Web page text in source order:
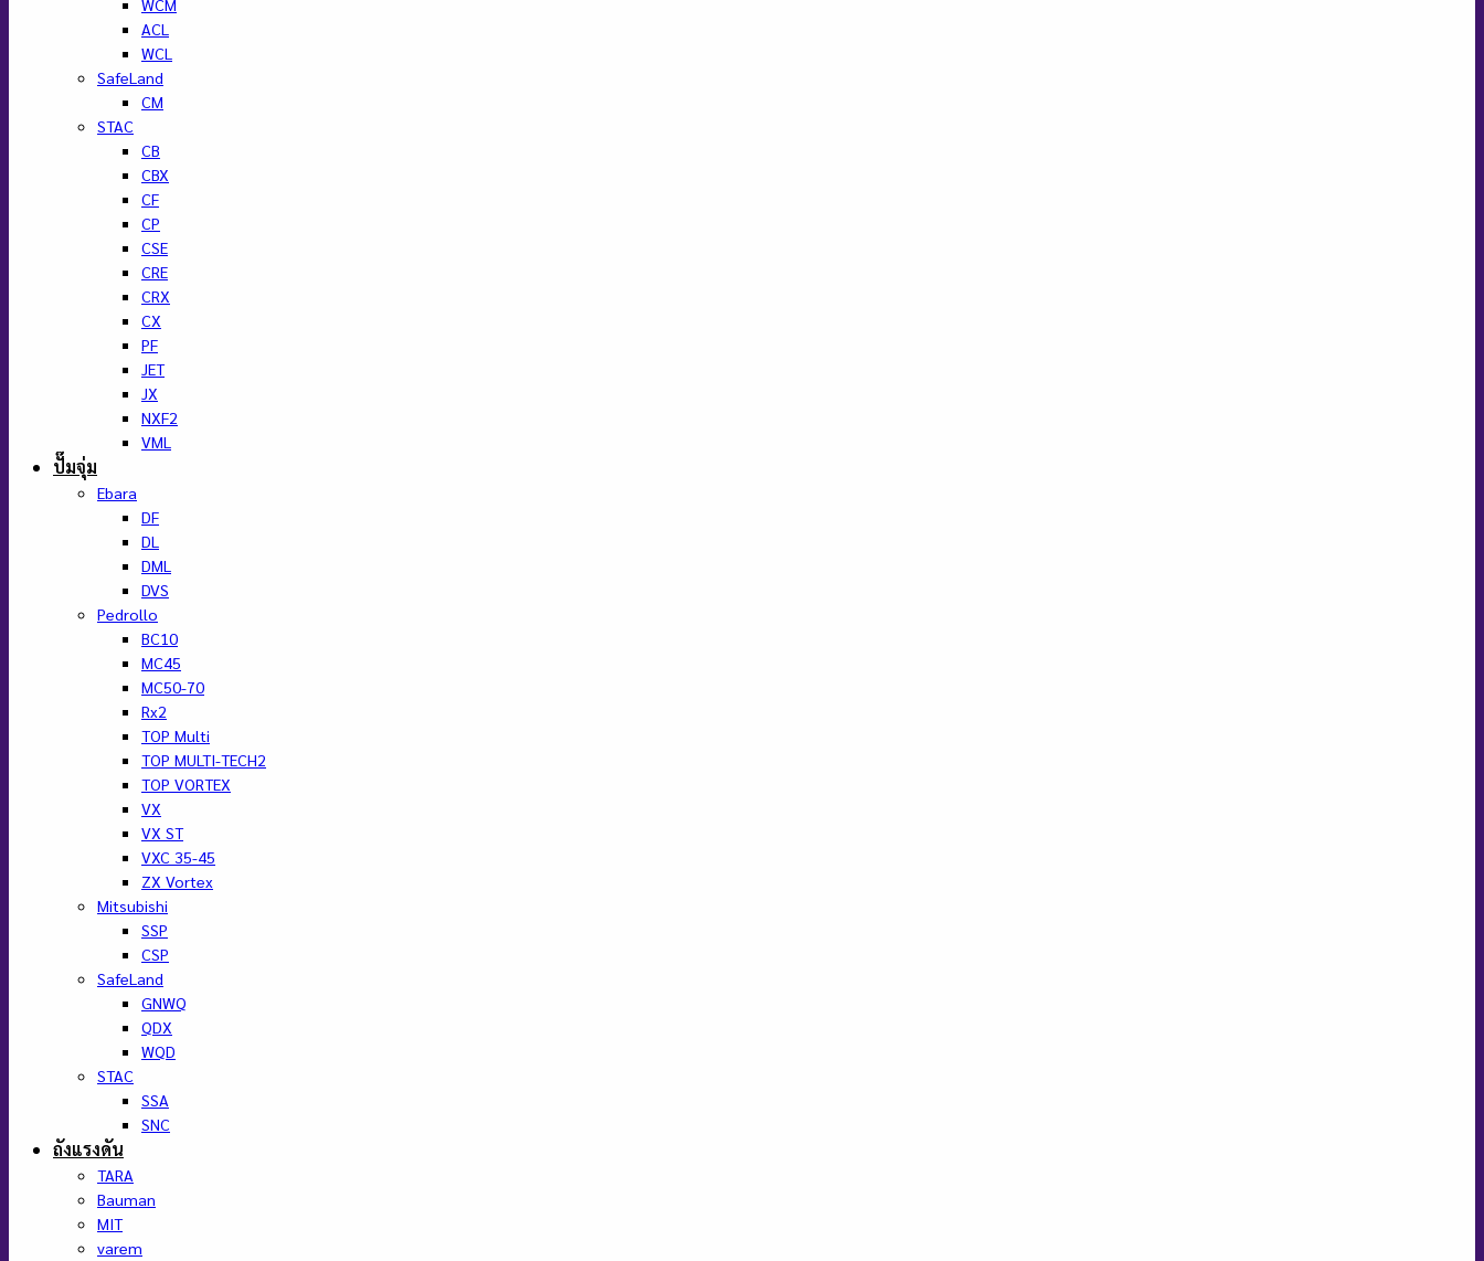
WCM
ACL
WCL
SafeLand
CM
STAC
CB
CBX
CF
CP
CSE
CRE
CRX
CX
PF
JET
JX
NXF2
VML
ปั๊มจุ่ม
Ebara
DF
DL
DML
DVS
Pedrollo
BC10
MC45
MC50-70
Rx2
TOP Multi
TOP MULTI-TECH2
TOP VORTEX
VX
VX ST
VXC 35-45
ZX Vortex
Mitsubishi
SSP
CSP
SafeLand
GNWQ
QDX
WQD
STAC
SSA
SNC
ถังแรงดัน
TARA
Bauman
MIT
varem